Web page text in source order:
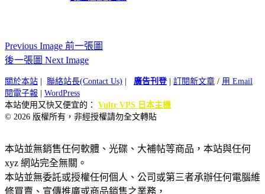
Previous Image 前一張圖
後一張圖 Next Image
關於本站 聯絡站長(Contact Us) 廣告刊登| 訂閱新文章 / 用 Email
閱電子報
WordPress
本站使用又快又便宜的： Vultr VPS 日本主機
© 2026 版權所有，非經授權請勿全文轉貼
本站並無銷售任何軟體、光碟、大補帖等商品，本站與任何
xyz 網站完全無關。
本站並無委託或授權任何個人、公司或第三者承辦任何電腦維
修買賣、宣傳推廣或商品銷售之業務，